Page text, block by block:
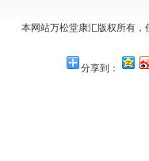
本网站万松堂康汇版权所有
分享到：